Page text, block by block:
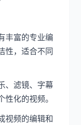
丰富的专业编
性，适合不同
、滤镜、字幕
化的视频。
视频的编辑和